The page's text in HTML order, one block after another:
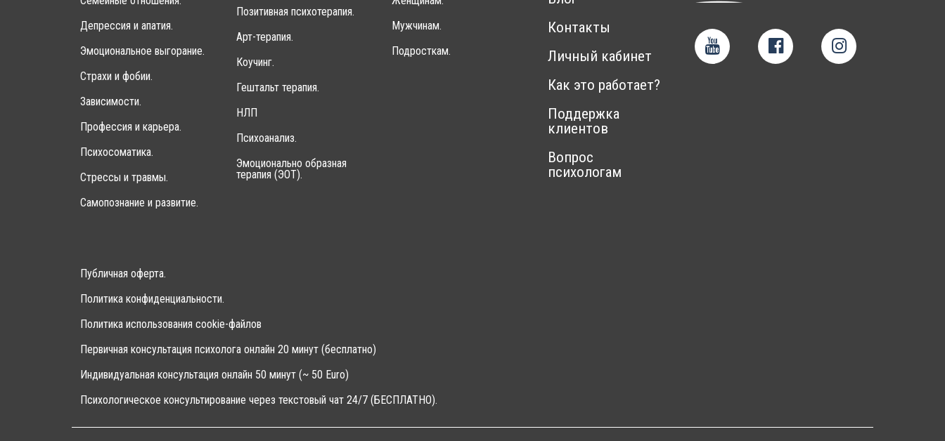
Депрессия и апатия.
Эмоциональное выгорание.
Страхи и фобии.
Зависимости.
Профессия и карьера.
Психосоматика.
Стрессы и травмы.
Самопознание и развитие.
Позитивная психотерапия.
Арт-терапия.
Коучинг.
Гештальт терапия.
НЛП
Психоанализ.
Эмоционально образная
терапия (ЭОТ).
Мужчинам.
Подросткам.
Публичная оферта.
Политика конфиденциальности.
Политика использования cookie-файлов
Первичная консультация психолога онлайн 20 минут (бесплатно)
Индивидуальная консультация онлайн 50 минут (~ 50 Euro)
Психологическое консультирование через текстовый чат 24/7 (БЕСПЛАТНО).
Контакты
Личный кабинет
Как это работает?
Поддержка
клиентов
Вопрос
психологам